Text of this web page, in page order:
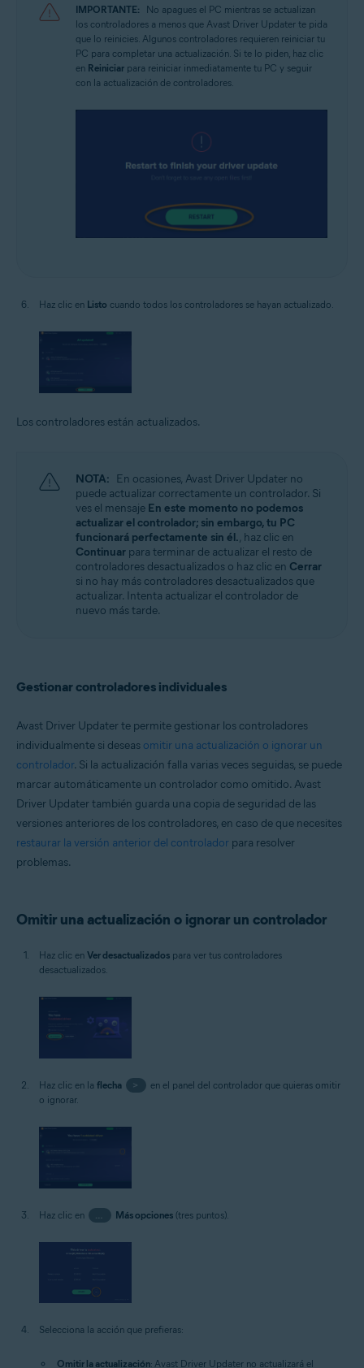
IMPORTANTE:
No apagues el PC mientras se actualizan
los controladores a menos que Avast Driver Updater te pida
que lo reinicies. Algunos controladores requieren reiniciar tu
PC para completar una actualización. Si te lo piden, haz clic
en Reiniciar para reiniciar inmediatamente tu PC y seguir
con la actualización de controladores.
Haz clic en Listo cuando todos los controladores se hayan actualizado.
Los controladores están actualizados.
NOTA: En ocasiones, Avast Driver Updater no
puede actualizar correctamente un controlador. Si
ves el mensaje En este momento no podemos
actualizar el controlador; sin embargo, tu PC
funcionará perfectamente sin él., haz clic en
Continuar para terminar de actualizar el resto de
controladores desactualizados o haz clic en Cerrar
si no hay más controladores desactualizados que
actualizar. Intenta actualizar el controlador de
nuevo más tarde.
Gestionar controladores individuales
Avast Driver Updater te permite gestionar los controladores
individualmente si deseas omitir una actualización o ignorar un
controlador. Si la actualización falla varias veces seguidas, se puede
marcar automáticamente un controlador como omitido. Avast
Driver Updater también guarda una copia de seguridad de las
versiones anteriores de los controladores, en caso de que necesites
restaurar la versión anterior del controlador para resolver
problemas.
Omitir una actualización o ignorar un controlador
Haz clic en Ver desactualizados para ver tus controladores
desactualizados.
Haz clic en la flecha >
en el panel del controlador que quieras omitir
o ignorar.
Haz clic en … Más opciones(tres puntos).
Selecciona la acción que prefieras:
Omitir la actualización: Avast Driver Updater no actualizará el